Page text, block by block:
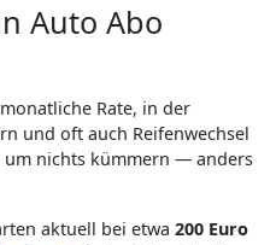
Auto Abo
Rate, in der
und oft auch Reifenwechsel
nichts kümmern — anders
aktuell bei etwa 200 Euro